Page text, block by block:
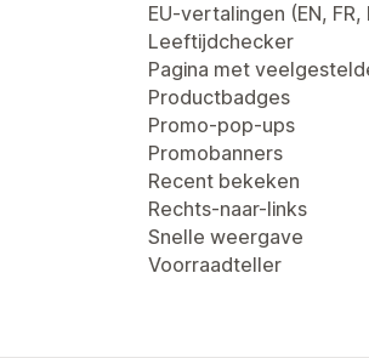
EU-vertalingen (EN, FR,
Leeftijdchecker
Pagina met
Productbadges
Promo-pop-ups
Promobanners
Recent bekeken
Rechts-naar-links
Snelle weergave
Voorraadteller